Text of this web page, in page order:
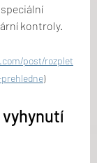
kontroly.
post/rozplet
)